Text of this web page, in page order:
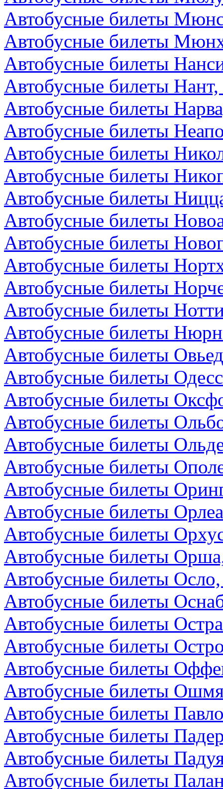
Автобусные билеты
Автобусные билеты
Автобусные билеты
Автобусные билеты
Автобусные билеты
Автобусные билеты
Автобусные билеты
Автобусные билеты
Автобусные билеты
Автобусные билеты
Автобусные билеты
Автобусные билеты
Автобусные билеты
Автобусные билеты
Автобусные билеты
Автобусные билеты
Автобусные билеты
Автобусные билеты
Автобусные билеты
Автобусные билеты
Автобусные билеты
Автобусные билеты
Автобусные билеты
Автобусные билеты
Автобусные билеты
Автобусные билеты
Автобусные билеты
Автобусные билеты
Автобусные билеты
Автобусные билеты
Автобусные билеты
Автобусные билеты
Автобусные билеты
Автобусные билеты
Автобусные билеты